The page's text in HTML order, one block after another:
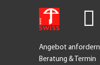
Angebot anfordern
Beratung & Termin